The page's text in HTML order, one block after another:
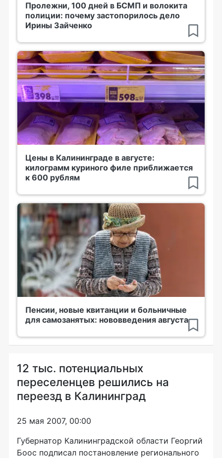
Пролежни, 100 дней в БСМП и волокита
полиции: почему застопорилось дело
Ирины Зайченко
Цены в Калининграде в августе:
килограмм куриного филе приближается
к 600 рублям
Пенсии, новые квитанции и больничные
для самозанятых: нововведения августа
12 тыс. потенциальных
переселенцев решились на
переезд в Калининград
25 мая 2007, 00:00
Губернатор Калининградской области Георгий
Боос подписал постановление регионального